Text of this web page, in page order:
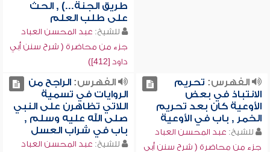
طريق الجنة...) , الحث
على طلب العلم
للشيخ: عبد المحسن العباد
جزء من محاضرة ( شرح سنن أبي
داود [412])
الفهرس: تحريم
الانتباذ في بعض
الأوعية كان بعد تحريم
الخمر , باب في الأوعية
للشيخ: عبد المحسن العباد
جزء من محاضرة ( شرح سنن أبي
الفهرس:الراجح من
الروايات في تسمية
اللاتي تظاهرن على النبي
صلى الله عليه وسلم ,
باب في شراب العسل
للشيخ: عبد المحسن العباد